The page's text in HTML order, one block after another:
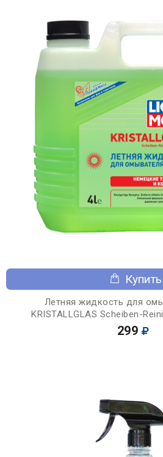
Купить
Летняя жидкость для
KRISTALLGLAS Scheiben-
299